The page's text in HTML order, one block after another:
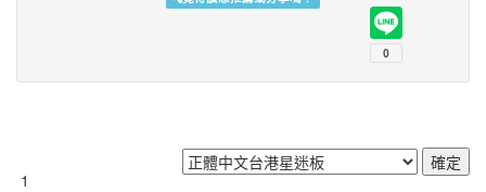
1